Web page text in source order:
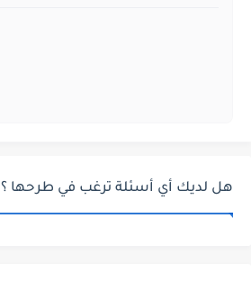
هل لديك أي أسئلة ترغب في طرحها ؟